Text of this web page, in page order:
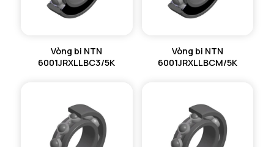
Vòng bi NTN
6001JRXLLBC3/5K
Vòng bi NTN
6001JRXLLBCM/5K